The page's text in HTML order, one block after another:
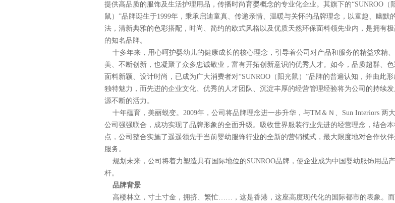
提供高品质的服饰及生活护理用品，传播时尚育婴概念的专业化企业。其旗下的“SUNROO（
鼠）”品牌诞生于1999年，秉承启迪童真、传递亲情、温暖与关怀的品牌理念，以童趣、幽默
法，清新典雅的色彩搭配，时尚、简约的欧式风格以及优质天然环保面料领先业内，是拥有
的知名品牌。
十多年来，用心呵护婴幼儿的健康成长的核心理念，引导着公司对产品和服务的精益求精
美、不断创新，也凝聚了众多忠诚敬业，富有开拓创新意识的优秀人才。如今，品质超群、色
面料新颖、设计时尚，已成为广大消费者对“SUNROO（阳光鼠）”品牌的普遍认知，并由此
独特魅力，而先进的企业文化、优秀的人才团队、沉淀丰厚的经营管理经验将为公司的持续
源不断的活力。
十年蕴育，美丽蜕变。2009年，公司将品牌理念进一步升华，与TM＆Ｎ、Sun Interiors 两
公司强强联合，成功实现了品牌形象的全面升级。吸收世界服装行业先进的经营理念，结合
点，公司整合实施了遥遥领先于当前婴幼服饰行业的全新的营销模式，最大限度地对合作伙
服务。
规划未来，公司将着力塑造具有国际地位的SUNROO品牌，使企业成为中国婴幼服饰用品
杆。
品牌背景
高楼林立，寸土寸金，拥挤、繁忙……，这是香港，这座高度现代化的国际都市的表象。而